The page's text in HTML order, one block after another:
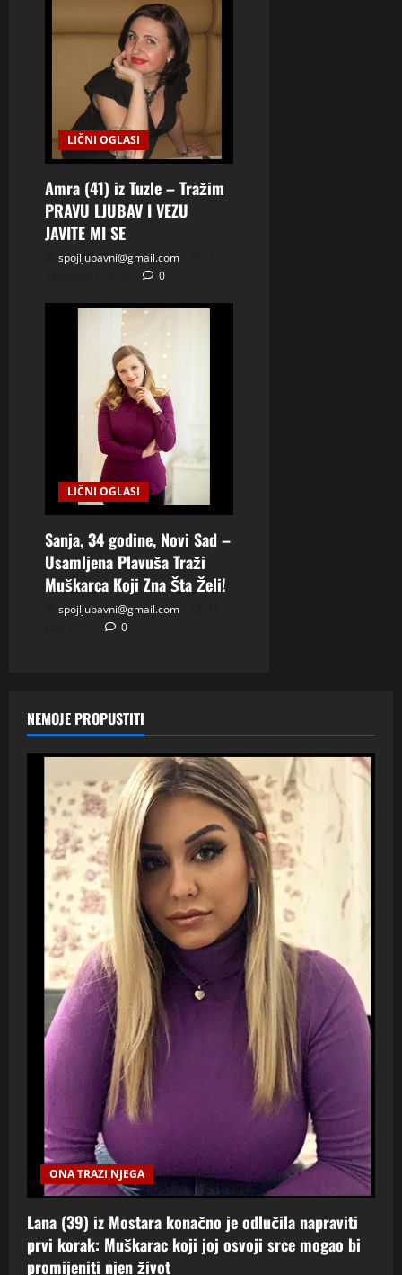
LIČNI OGLASI
Amra (41) iz Tuzle – Tražim
PRAVU LJUBAV I VEZU
JAVITE MI SE
spojljubavni@gmail.com
0
LIČNI OGLASI
Sanja, 34 godine, Novi Sad –
Usamljena Plavuša Traži
Muškarca Koji Zna Šta Želi!
spojljubavni@gmail.com
0
NEMOJE PROPUSTITI
ONA TRAZI NJEGA
Lana (39) iz Mostara konačno je odlučila napraviti
prvi korak: Muškarac koji joj osvoji srce mogao bi
promijeniti njen život